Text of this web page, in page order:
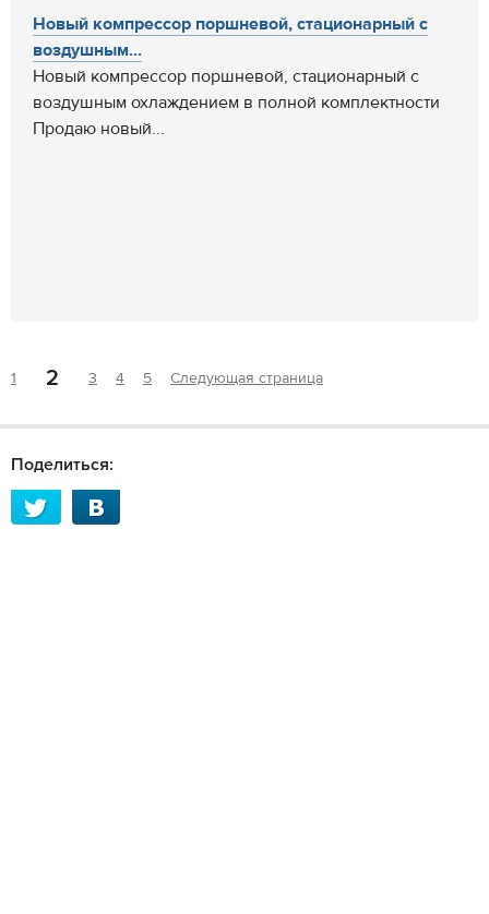
Новый компрессор поршневой, стационарный с
воздушным...
Новый компрессор поршневой, стационарный с
воздушным охлаждением в полной комплектности
Продаю новый...
1 2 3 4 5 Следующая страница
Поделиться: